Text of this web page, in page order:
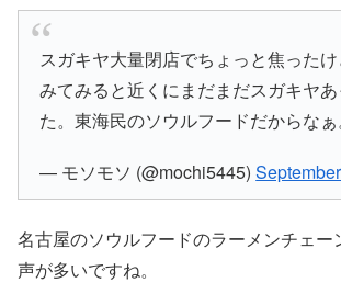
スガキヤ大量閉店でちょっと焦った
みてみると近くにまだまだスガキヤ
た。東海民のソウルフードだからなぁ
— モソモソ (@mochi5445)
名古屋のソウルフードのラーメンチェー
声が多いですね。